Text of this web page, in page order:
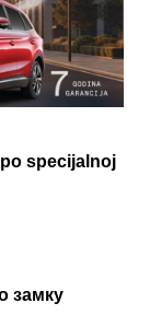
specijalnoj
замку